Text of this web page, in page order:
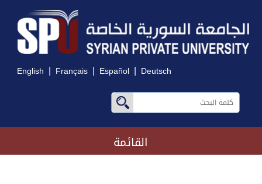
English | Français | Español | Deutsch
القائمة